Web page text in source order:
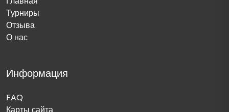
Турниры
Отзыва
О нас
Информация
FAQ